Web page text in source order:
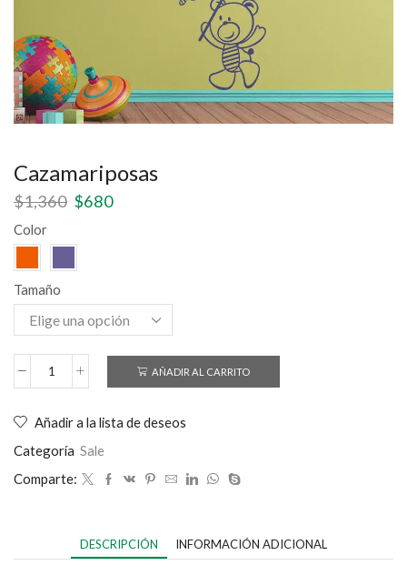
Cazamariposas
$1,360 $680
Color
Tamaño
AÑADIR AL CARRITO
Añadir a la lista de deseos
Categoría Sale
Comparte:
DESCRIPCIÓN INFORMACIÓN ADICIONAL